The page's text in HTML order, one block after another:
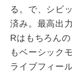
る。で、シビ
済み。最高出
Rはもちろん
もベーシック
ライブフィー